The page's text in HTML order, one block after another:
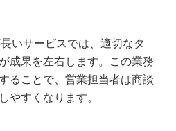
カリトルくん」にお任せく
いサービスでは、適切なタ
成果を左右します。この業務
ることで、営業担当者は商談
やすくなります。